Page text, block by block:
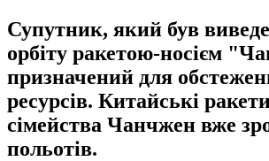
Супутник, який був
орбіту ракетою-носієм
призначений для
ресурсів. Китайські
сімейства Чанчжен вже
польотів.